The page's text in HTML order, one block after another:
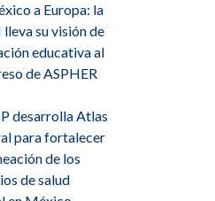
a Europa: la
lleva su visión de
educativa al
de ASPHER
desarrolla Atlas
para fortalecer
de los
de salud